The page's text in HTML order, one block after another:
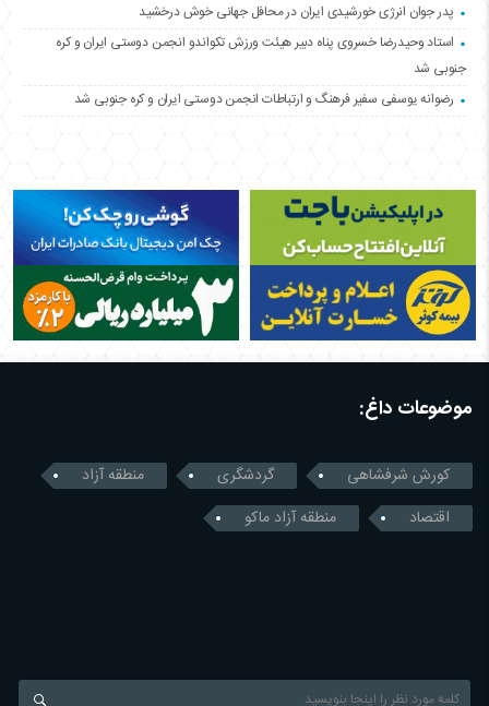
پدر جوان انرژی خورشیدی ایران در محافل جهانی خوش درخشید
استاد وحیدرضا خسروی پناه دبیر هیئت ورزش تکواندو انجمن دوستی ایران و کره
جنوبی شد
رضوانه یوسفی سفیر فرهنگ و ارتباطات انجمن دوستی ایران و کره جنوبی شد
موضوعات داغ:
کورش شرفشاهی گردشگری
منطقه آزاد
اقتصاد
منطقه آزاد ماکو